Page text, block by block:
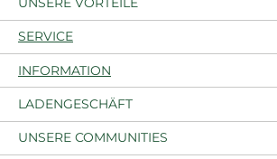
SERVICE
INFORMATION
LADENGESCHÄFT
UNSERE COMMUNITIES